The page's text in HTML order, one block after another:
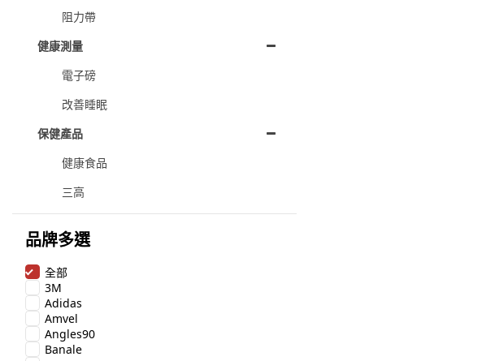
阻力帶
健康測量
電子磅
改善睡眠
保健產品
健康食品
三高
品牌多選
全部
3M
Adidas
Amvel
Angles90
Banale